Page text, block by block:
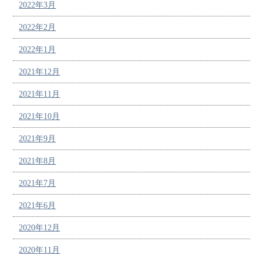
2022年3月
2022年2月
2022年1月
2021年12月
2021年11月
2021年10月
2021年9月
2021年8月
2021年7月
2021年6月
2020年12月
2020年11月